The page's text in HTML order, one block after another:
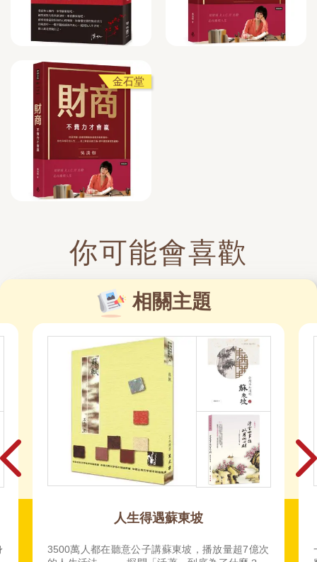
金石堂
你可能會喜歡
相關主題
陳重銘寫給不想一輩子窮忙的你
一樣領薪水，為什麼有人越滾越富，有人越拚越